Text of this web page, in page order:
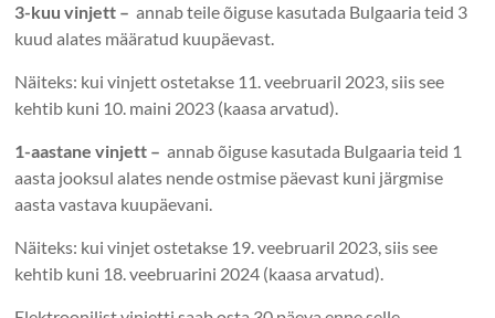
3-kuu vinjett – annab teile õiguse kasutada Bulgaaria teid 3
kuud alates määratud kuupäevast.
Näiteks: kui vinjett ostetakse 11. veebruaril 2023, siis see
kehtib kuni 10. maini 2023 (kaasa arvatud).
1-aastane vinjett – annab õiguse kasutada Bulgaaria teid 1
aasta jooksul alates nende ostmise päevast kuni järgmise
aasta vastava kuupäevani.
Näiteks: kui vinjet ostetakse 19. veebruaril 2023, siis see
kehtib kuni 18. veebruarini 2024 (kaasa arvatud).